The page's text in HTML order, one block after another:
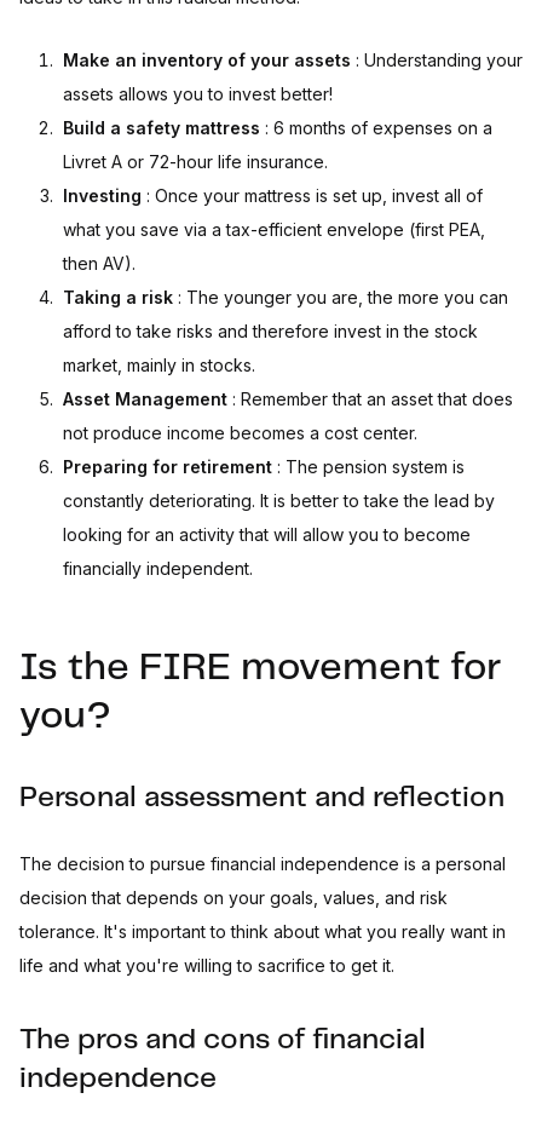
Make an inventory of your assets : Understanding your
assets allows you to invest better!
Build a safety mattress : 6 months of expenses on a
Livret A or 72-hour life insurance.
Investing : Once your mattress is set up, invest all of
what you save via a tax-efficient envelope (first PEA,
then AV).
Taking a risk : The younger you are, the more you can
afford to take risks and therefore invest in the stock
market, mainly in stocks.
Asset Management : Remember that an asset that does
not produce income becomes a cost center.
Preparing for retirement : The pension system is
constantly deteriorating. It is better to take the lead by
looking for an activity that will allow you to become
financially independent.
Is the FIRE movement for
you?
Personal assessment and reflection
The decision to pursue financial independence is a personal
decision that depends on your goals, values, and risk
tolerance. It's important to think about what you really want in
life and what you're willing to sacrifice to get it.
The pros and cons of financial
independence